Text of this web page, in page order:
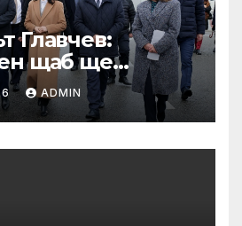
Главчев:
щаб ще
структурите
за да сме
ADMIN